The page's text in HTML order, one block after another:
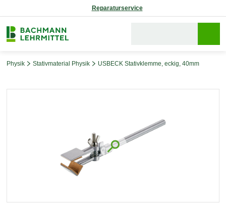
Reparaturservice
Physik Stativmaterial Physik USBECK Stativklemme, eckig, 40mm